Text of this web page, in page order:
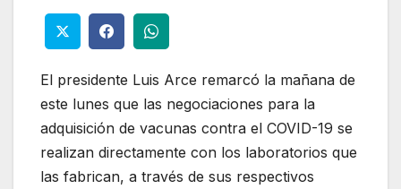
El presidente Luis Arce remarcó la mañana de
este lunes que las negociaciones para la
adquisición de vacunas contra el COVID-19 se
realizan directamente con los laboratorios que
las fabrican, a través de sus respectivos